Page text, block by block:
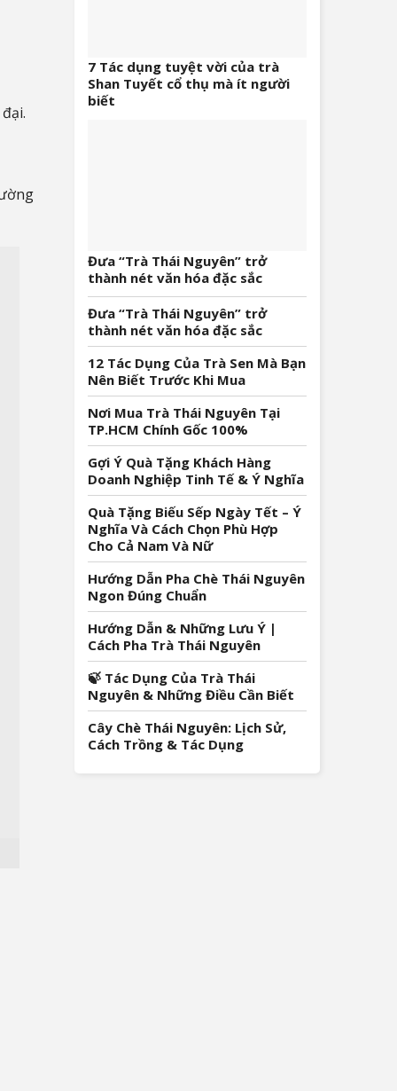
7 Tác dụng tuyệt vời của trà
Shan Tuyết cổ thụ mà ít người
biết
Đưa “Trà Thái Nguyên” trở
thành nét văn hóa đặc sắc
Đưa “Trà Thái Nguyên” trở
thành nét văn hóa đặc sắc
12 Tác Dụng Của Trà Sen Mà Bạn
Nên Biết Trước Khi Mua
Nơi Mua Trà Thái Nguyên Tại
TP.HCM Chính Gốc 100%
Gợi Ý Quà Tặng Khách Hàng
Doanh Nghiệp Tinh Tế & Ý Nghĩa
Quà Tặng Biếu Sếp Ngày Tết – Ý
Nghĩa Và Cách Chọn Phù Hợp
Cho Cả Nam Và Nữ
Hướng Dẫn Pha Chè Thái Nguyên
Ngon Đúng Chuẩn
Hướng Dẫn & Những Lưu Ý |
Cách Pha Trà Thái Nguyên
🍃 Tác Dụng Của Trà Thái
Nguyên & Những Điều Cần Biết
Cây Chè Thái Nguyên: Lịch Sử,
Cách Trồng & Tác Dụng